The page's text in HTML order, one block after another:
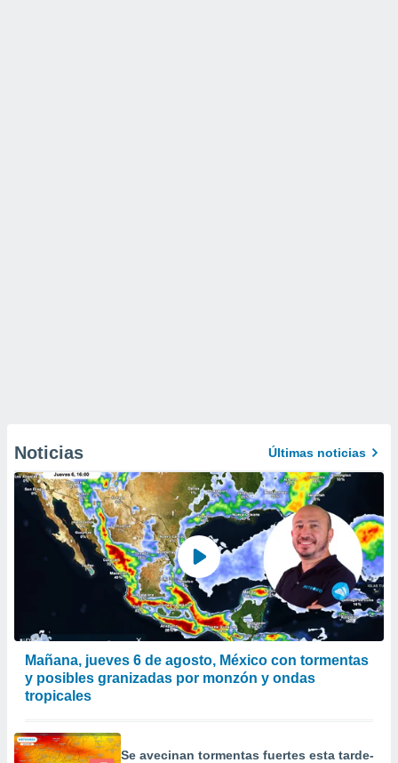
Noticias Últimas noticias
Mañana, jueves 6 de agosto, México con tormentas
y posibles granizadas por monzón y ondas
tropicales
Se avecinan tormentas fuertes esta tarde-